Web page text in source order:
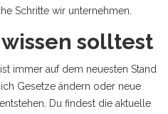
Schritte wir unternehmen.
solltest
immer auf dem neuesten Stand
Gesetze ändern oder neue
Du findest die aktuelle